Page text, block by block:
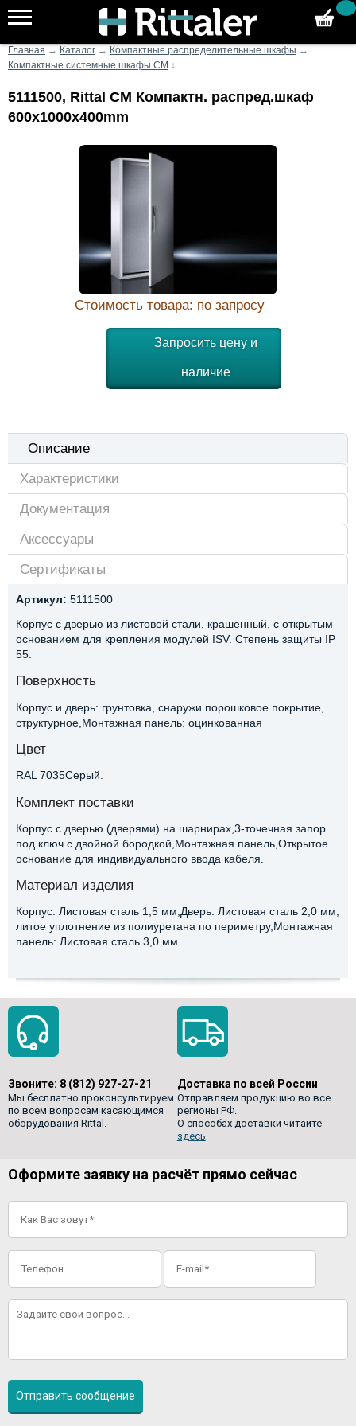
Главная → Каталог → Компактные распределительные шкафы →
Компактные системные шкафы CM ↓
5111500, Rittal CM Компактн. распред.шкаф
600x1000x400mm
Стоимость товара: по запросу
Запросить цену и
наличие
Описание
Характеристики
Документация
Аксессуары
Сертификаты
Артикул: 5111500
Корпус с дверью из листовой стали, крашенный, с открытым
основанием для крепления модулей ISV. Степень защиты IP
55.
Поверхность
Корпус и дверь: грунтовка, снаружи порошковое покрытие,
структурное,Монтажная панель: оцинкованная
Цвет
RAL 7035Серый.
Комплект поставки
Корпус с дверью (дверями) на шарнирах,3-точечная запор
под ключ с двойной бородкой,Монтажная панель,Открытое
основание для индивидуального ввода кабеля.
Материал изделия
Корпус: Листовая сталь 1,5 мм,Дверь: Листовая сталь 2,0 мм,
литое уплотнение из полиуретана по периметру,Монтажная
панель: Листовая сталь 3,0 мм.
Звоните: 8 (812) 927-27-21
Мы бесплатно проконсультируем
по всем вопросам касающимся
оборудования Rittal.
Доставка по всей России
Отправляем продукцию во все
регионы РФ.
О способах доставки читайте
здесь
Оформите заявку на расчёт прямо сейчас